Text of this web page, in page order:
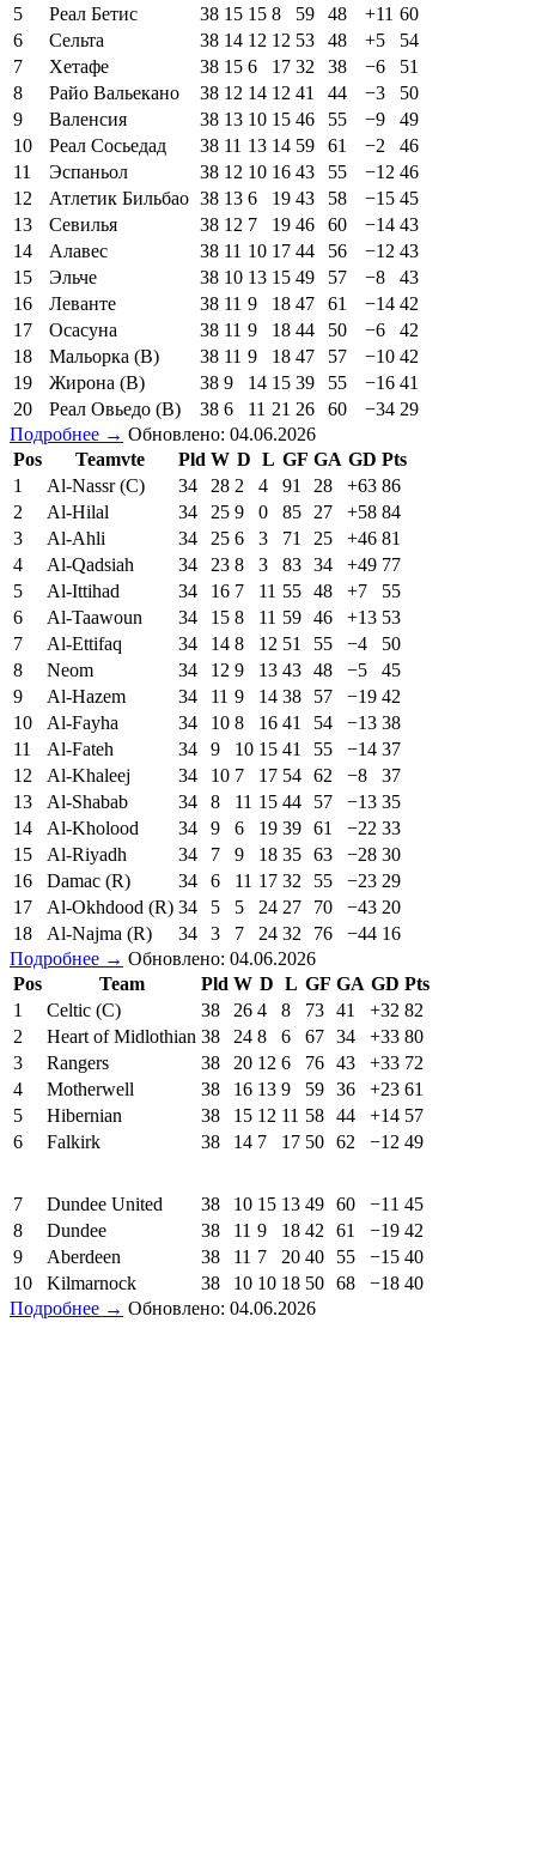
5 Реал Бетис 38 15 15 8 59 48 +11 60
6
Сельта 38 14 12 12 53 48 +5
54
7
Хетафе 38 15 6 17 32 38 −6
51
8
Райо Вальекано 38 12 14 12 41 44 −3
50
9
Валенсия 38 13 10 15 46 55 −9
49
10
Реал Сосьедад 38 11 13 14 59 61 −2
46
11
Эспаньол 38 12 10 16 43 55 −12 46
12
Атлетик Бильбао 38 13 6 19 43 58 −15 45
13
Севилья 38 12 7 19 46 60 −14 43
14
Алавес 38 11 10 17 44 56 −12 43
15
Эльче 38 10 13 15 49 57 −8
43
16
Леванте 38 11 9 18 47 61 −14 42
17
Осасуна 38 11 9 18 44 50 −6
42
18
Мальорка (В) 38 11 9 18 47 57 −10 42
19
Жирона (В) 38 9 14 15 39 55 −16 41
20
Реал Овьедо (В) 38 6 11 21 26 60 −34 29
Подробнее → Обновлено: 04.06.2026
Pos
Teamvte Pld W D L GF GA GD Pts
1
Al-Nassr (C) 34 28 2 4 91 28 +63 86
2
Al-Hilal 34 25 9 0 85 27 +58 84
3
Al-Ahli 34 25 6 3 71 25 +46 81
4
Al-Qadsiah 34 23 8 3 83 34 +49 77
5
Al-Ittihad 34 16 7 11 55 48 +7
55
6
Al-Taawoun 34 15 8 11 59 46 +13 53
7
Al-Ettifaq 34 14 8 12 51 55 −4
50
8
Neom 34 12 9 13 43 48 −5
45
9
Al-Hazem 34 11 9 14 38 57 −19 42
10
Al-Fayha 34 10 8 16 41 54 −13 38
11
Al-Fateh 34 9 10 15 41 55 −14 37
12
Al-Khaleej 34 10 7 17 54 62 −8
37
13
Al-Shabab 34 8 11 15 44 57 −13 35
14
Al-Kholood 34 9 6 19 39 61 −22 33
15
Al-Riyadh 34 7 9 18 35 63 −28 30
16
Damac (R) 34 6 11 17 32 55 −23 29
17
Al-Okhdood (R) 34 5 5 24 27 70 −43 20
18
Al-Najma (R) 34 3 7 24 32 76 −44 16
Подробнее → Обновлено: 04.06.2026
Pos
Team Pld W D L GF GA GD Pts
1
Celtic (C) 38 26 4 8 73 41 +32 82
2
Heart of Midlothian 38 24 8 6 67 34 +33 80
3
Rangers 38 20 12 6 76 43 +33 72
4
Motherwell 38 16 13 9 59 36 +23 61
5
Hibernian 38 15 12 11 58 44 +14 57
6
Falkirk 38 14 7 17 50 62 −12 49
7 Dundee United 38 10 15 13 49 60 −11 45
8
Dundee 38 11 9 18 42 61 −19 42
9
Aberdeen 38 11 7 20 40 55 −15 40
10
Kilmarnock 38 10 10 18 50 68 −18 40
Подробнее → Обновлено: 04.06.2026